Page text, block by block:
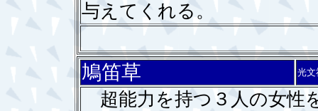
与えてくれる。
鳩笛草 光文
超能力を持つ３人の女性